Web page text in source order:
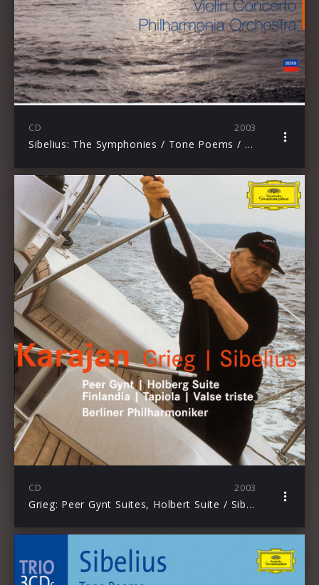
CD 2003
Sibelius: The Symphonies / Tone Poems / Violin Concerto
CD 2003
Grieg: Peer Gynt Suites, Holbert Suite / Sibelius: Finlandia, Tapiola, Valse Triste